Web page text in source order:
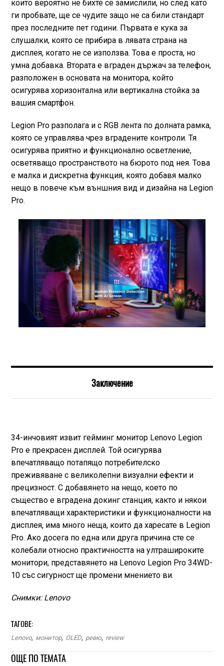
които вероятно не бихте се замислили, но след като
ги пробвате, ще се чудите защо не са били стандарт
през последните пет години. Първата е кука за
слушалки, която се прибира в лявата страна на
дисплея, когато не се използва. Това е проста, но
умна добавка. Втората е вграден държач за телефон,
разположен в основата на монитора, който
осигурява хоризонтална или вертикална стойка за
вашия смартфон.
Legion Pro разполага и с RGB лента по долната рамка,
която се управлява чрез вградените контроли. Тя
осигурява приятно и функционално осветление,
осветяващо пространството на бюрото под нея. Това
е малка и дискретна функция, която добавя малко
нещо в повече към външния вид и дизайна на Legion
Pro.
Заключение
34-инчовият извит гейминг монитор Lenovo Legion
Pro е прекрасен дисплей. Той осигурява
впечатляващо потапящо потребителско
преживяване с великолепни визуални ефекти и
прецизност. С добавянето на нещо, което по
същество е вградена докинг станция, както и някои
впечатляващи характеристики и функционалности на
дисплея, има много неща, които да харесате в Legion
Pro. Ако досега по една или друга причина сте се
колебали относно практичността на ултрашироките
монитори, представянето на Lenovo Legion Pro 34WD-
10 със сигурност ще промени мнението ви.
Снимки: Lenovo
ТАГОВЕ:
Lenovo, монитор, OLED, ревю, review
ОЩЕ ПО ТЕМАТА